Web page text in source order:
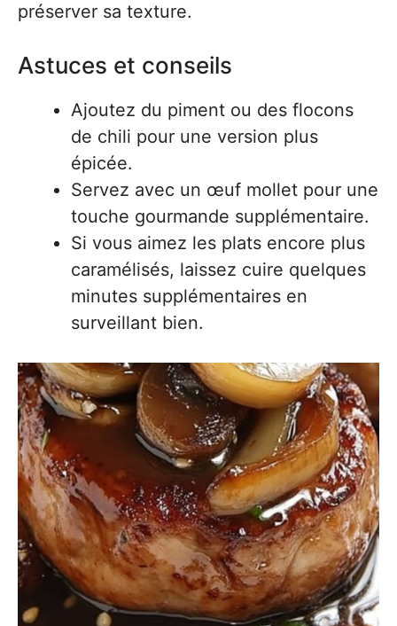
préserver sa texture.
Astuces et conseils
Ajoutez du piment ou des flocons
de chili pour une version plus
épicée.
Servez avec un œuf mollet pour une
touche gourmande supplémentaire.
Si vous aimez les plats encore plus
caramélisés, laissez cuire quelques
minutes supplémentaires en
surveillant bien.